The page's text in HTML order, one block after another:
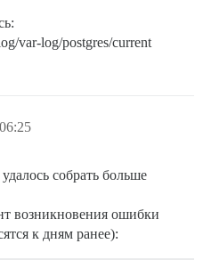
var-log/postgres/current
собрать больше
возникновения ошибки
к дням ранее):